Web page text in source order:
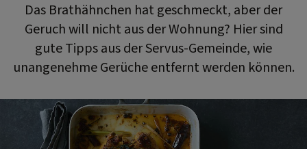
Das Brathähnchen hat geschmeckt, aber der
Geruch will nicht aus der Wohnung? Hier sind
gute Tipps aus der Servus-Gemeinde, wie
unangenehme Gerüche entfernt werden können.